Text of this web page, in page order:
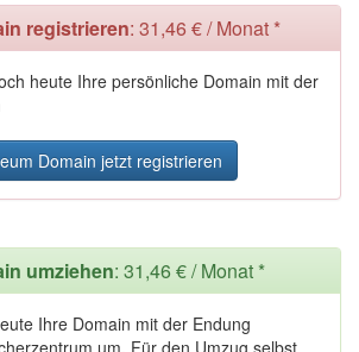
registrieren: 31,46 € / Monat *
heute Ihre persönliche Domain mit der
Domain jetzt registrieren
umziehen: 31,46 € / Monat *
Ihre Domain mit der Endung
um. Für den Umzug selbst